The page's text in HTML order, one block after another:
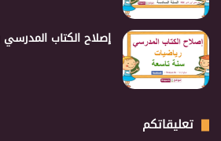
إصلاح الكتاب المدرسي
تعليقاتكم